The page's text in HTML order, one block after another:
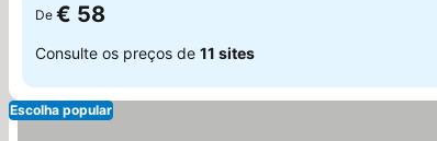
De € 58
Consulte os preços de 11 sites
Escolha popular